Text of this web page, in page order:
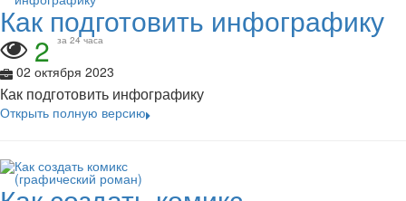
Как подготовить инфографику
2 за 24 часа
02 октября 2023
Как подготовить инфографику
Открыть полную версию